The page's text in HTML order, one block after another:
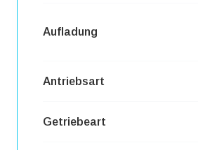
Aufladung
Antriebsart
Getriebeart